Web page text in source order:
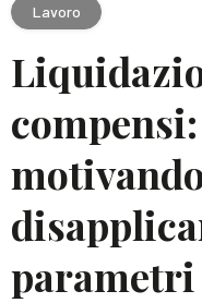
Lavoro